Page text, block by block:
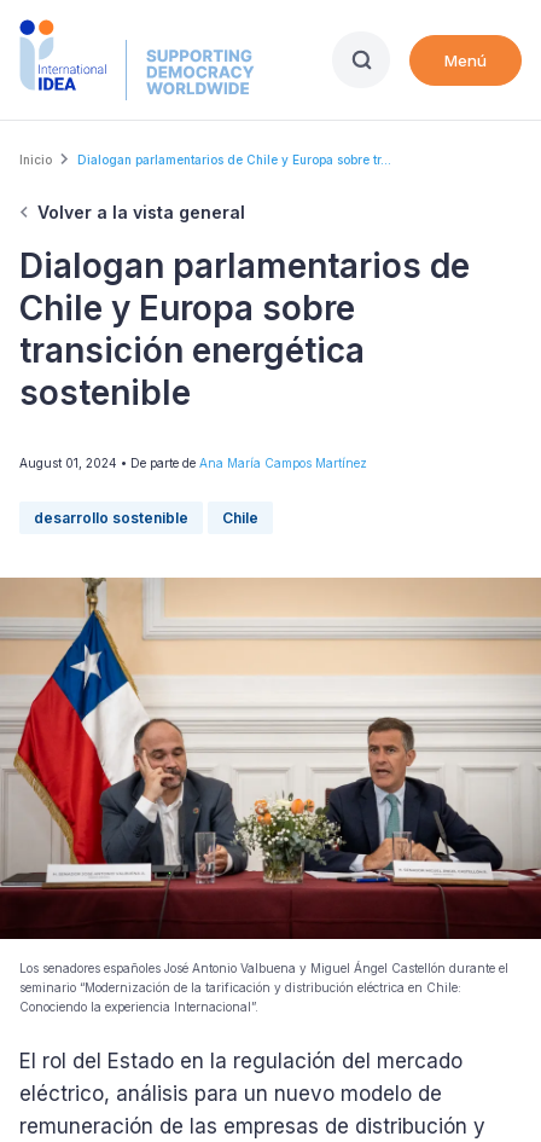
Skip
Menú
Breadcrumb
Inicio Dialogan parlamentarios de Chile y Europa sobre tr...
Volver a la vista general
Dialogan parlamentarios de
Chile y Europa sobre
transición energética
sostenible
August 01, 2024 • De parte de Ana María Campos Martínez
desarrollo sostenible Chile
Los senadores españoles José Antonio Valbuena y Miguel Ángel Castellón durante el
seminario “Modernización de la tarificación y distribución eléctrica en Chile:
Conociendo la experiencia Internacional”.
El rol del Estado en la regulación del mercado
eléctrico, análisis para un nuevo modelo de
remuneración de las empresas de distribución y